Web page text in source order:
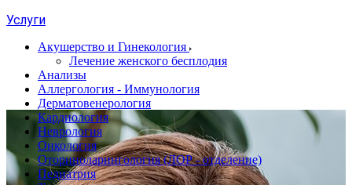
Услуги
Акушерство и Гинекология
Лечение женского бесплодия
Анализы
Аллергология - Иммунология
Дерматовенерология
Кардиология
Неврология
Онкология
Оториноларингология (ЛОР - отделение)
Педиатрия